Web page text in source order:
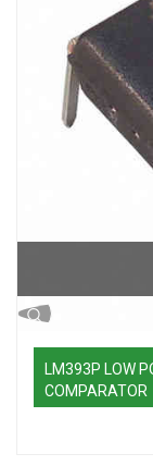
LM393P LOW
COMPARATOR